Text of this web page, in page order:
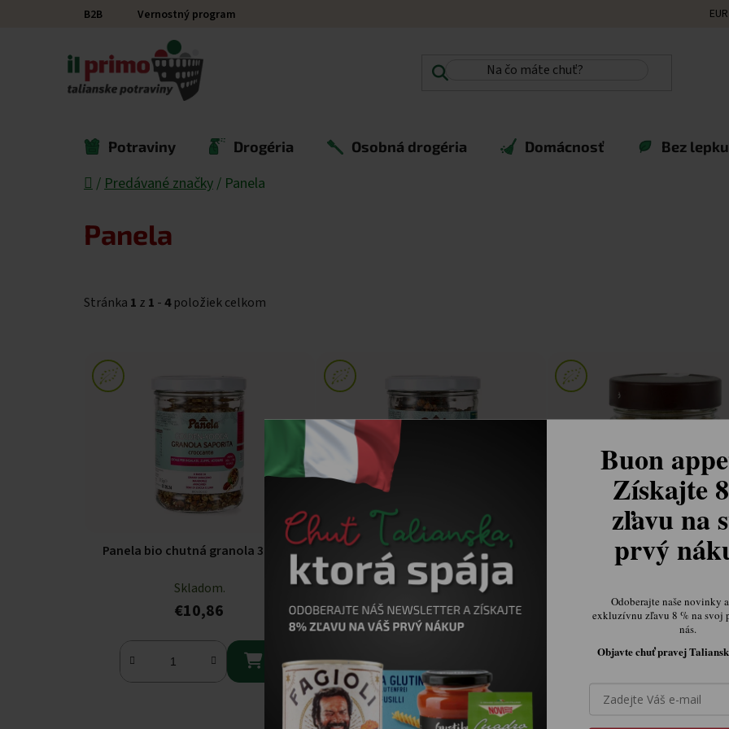
Prejsť na obsahB2B Vernostný program EUR
Potraviny Drogéria Osobná drogéria Domácnosť Bez
Domov
/ Predávané značky / Panela
Panela
Stránka 1 z 1 -4položiek celkom
Panela bio chutná granola 315g
Skladom.
€10,86

Panela chrumkavá granola 315g
Skladom.
€10,86
Gomasio sezam a soľ
€5,63

Buon
Získajte
zľavu na
prvý
Odoberajte naše novinky
exkluzívnu zľavu 8 % na svoj
nás.
Objavte chuť pravej